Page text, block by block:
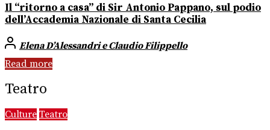
Il “ritorno a casa” di Sir Antonio Pappano, sul podio
dell’Accademia Nazionale di Santa Cecilia
Elena D’Alessandri e Claudio Filippello
Read more
Teatro
Culture Teatro